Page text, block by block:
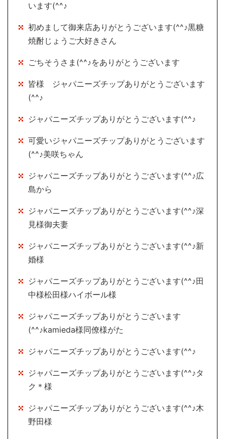
います(^^♪
初めまして御来店ありがとうございます(^^♪黒糖
焼酎じょうご大好きさん
ごちそうさま(^^♪をありがとうございます
皆様 ジャパニーズチップありがとうございます
(^^♪
ジャパニーズチップありがとうございます(^^♪
可愛いジャパニーズチップありがとうございます
(^^♪美咲ちゃん
ジャパニーズチップありがとうございます(^^♪広
島から
ジャパニーズチップありがとうございます(^^♪深
見様御夫妻
ジャパニーズチップありがとうございます(^^♪新
婚様
ジャパニーズチップありがとうございます(^^♪田
中様松田様ハイボール様
ジャパニーズチップありがとうございます
(^^♪kamieda様同僚様がた
ジャパニーズチップありがとうございます(^^♪
ジャパニーズチップありがとうございます(^^♪タ
ク＊様
ジャパニーズチップありがとうございます(^^♪木
野田様